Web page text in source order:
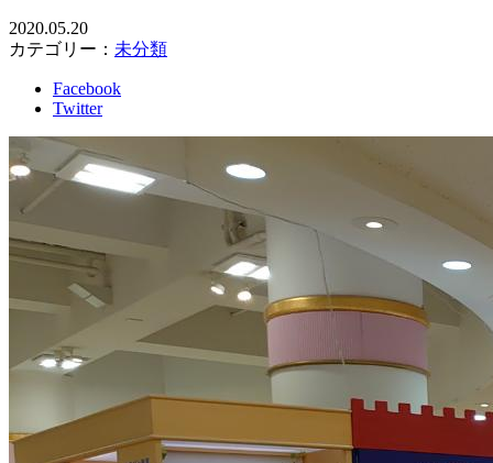
2020.05.20
カテゴリー： 未分類
Facebook
Twitter